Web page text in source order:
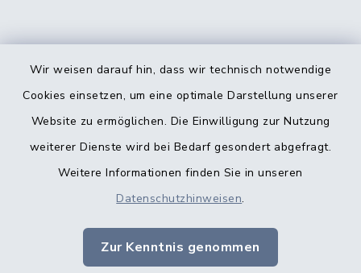
Wir weisen darauf hin, dass wir technisch notwendige
Cookies einsetzen, um eine optimale Darstellung unserer
Website zu ermöglichen. Die Einwilligung zur Nutzung
weiterer Dienste wird bei Bedarf gesondert abgefragt.
Weitere Informationen finden Sie in unseren
Datenschutzhinweisen.
Zur Kenntnis genommen
Kontakt
Datenschutz
Impressum